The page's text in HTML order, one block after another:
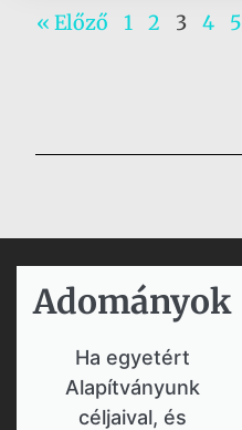
« Előző 1 2 3 4 5
Adományok​
Ha egyetért
Alapítványunk
céljaival, és